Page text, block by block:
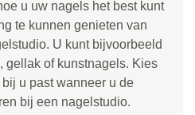
u uw nagels het best kunt
te kunnen genieten van
U kunt bijvoorbeeld
gellak of kunstnagels. Kies
u past wanneer u de
bij een nagelstudio.